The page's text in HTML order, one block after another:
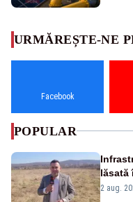
URMĂREȘTE-NE
Facebook
POPULAR
lăsată
2 aug.